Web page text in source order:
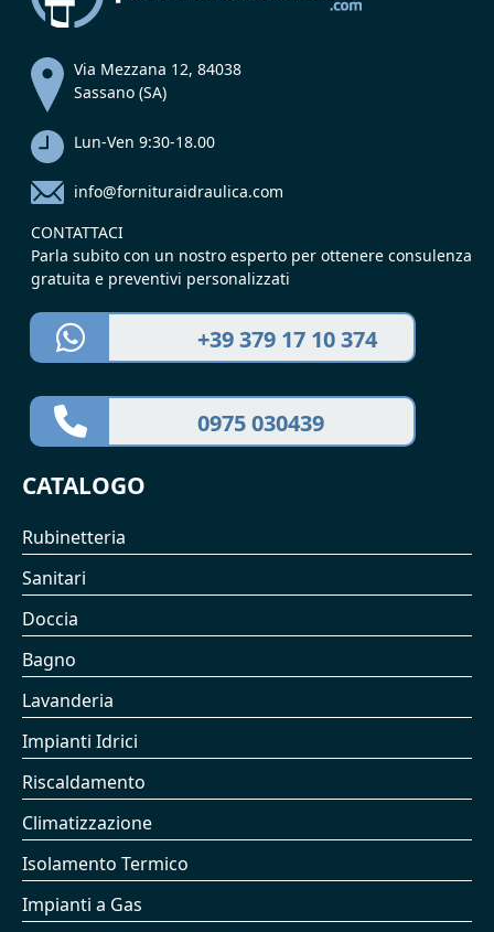
Via Mezzana 12, 84038
Sassano (SA)
Lun-Ven 9:30-18.00
info@fornituraidraulica.com
CONTATTACI
Parla subito con un nostro esperto per ottenere consulenza
gratuita e preventivi personalizzati
+39 379 17 10 374
0975 030439
CATALOGO
Rubinetteria
Sanitari
Doccia
Bagno
Lavanderia
Impianti Idrici
Riscaldamento
Climatizzazione
Isolamento Termico
Impianti a Gas